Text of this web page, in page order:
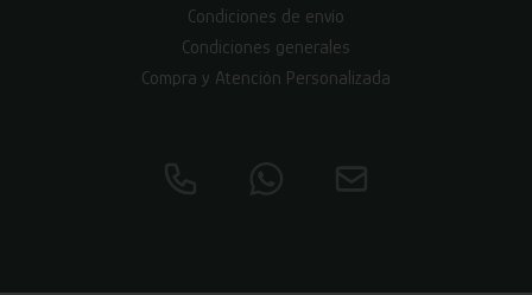
Condiciones de envío
Condiciones generales
Compra y Atención Personalizada